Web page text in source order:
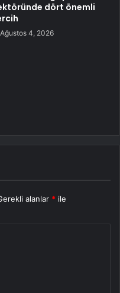
dört önemli
Ağustos 4, 2026
alanlar * ile